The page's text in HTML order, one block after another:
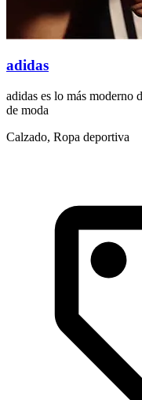
adidas
adidas es lo más moderno
de moda
Calzado, Ropa deportiva